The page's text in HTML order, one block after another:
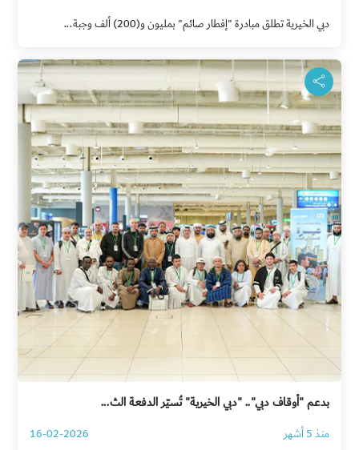
دبي الخيرية تطلق مبادرة "إفطار صائم" بمليون و(200) ألف وجبة...
بدعم "أوقاف دبي".. "دبي الخيرية" تُسيّر الدفعة الث...
منذ 5 أشهر
16-02-2026